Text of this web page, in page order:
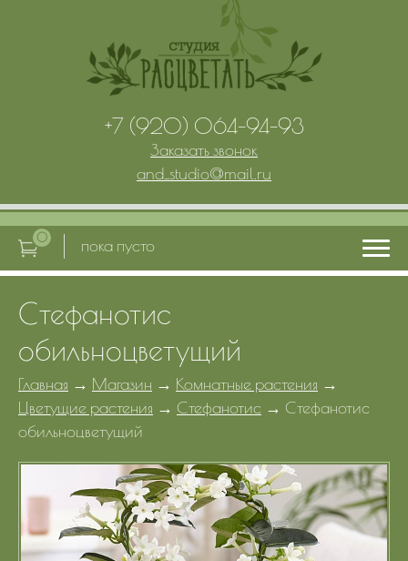
Стефанотис
обильноцветущий
Главная → Магазин → Комнатные растения →
Цветущие растения → Стефанотис → Стефанотис
обильноцветущий
+7 (920) 064-94-93
Заказать звонок
and_studio@mail.ru
0 пока пусто
Главная
Услуги
Портфолио
Цены
Контакты